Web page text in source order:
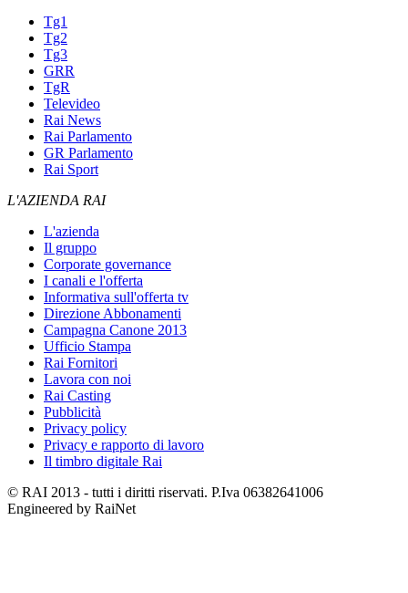
Tg1
Tg2
Tg3
GRR
TgR
Televideo
Rai News
Rai Parlamento
GR Parlamento
Rai Sport
L'AZIENDA RAI
L'azienda
Il gruppo
Corporate governance
I canali e l'offerta
Informativa sull'offerta tv
Direzione Abbonamenti
Campagna Canone 2013
Ufficio Stampa
Rai Fornitori
Lavora con noi
Rai Casting
Pubblicità
Privacy policy
Privacy e rapporto di lavoro
Il timbro digitale Rai
© RAI 2013 - tutti i diritti riservati. P.Iva 06382641006
Engineered by RaiNet